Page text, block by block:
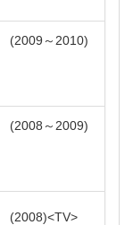
2009～2010
2008～2009
2008 TV